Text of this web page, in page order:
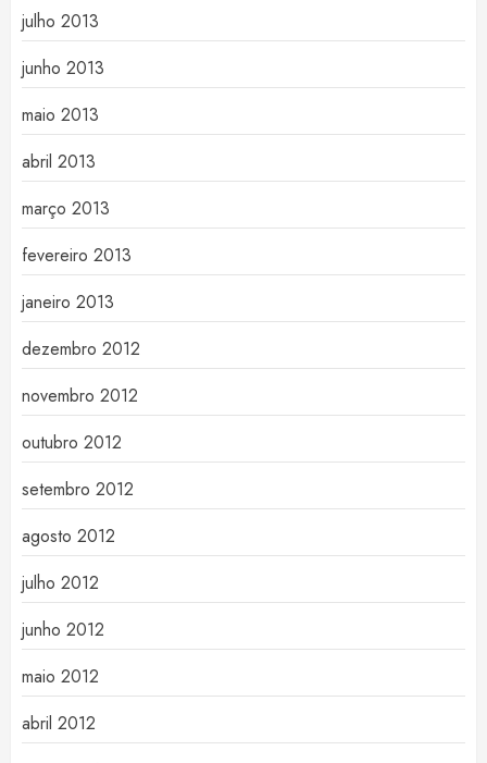
julho 2013
junho 2013
maio 2013
abril 2013
março 2013
fevereiro 2013
janeiro 2013
dezembro 2012
novembro 2012
outubro 2012
setembro 2012
agosto 2012
julho 2012
junho 2012
maio 2012
abril 2012